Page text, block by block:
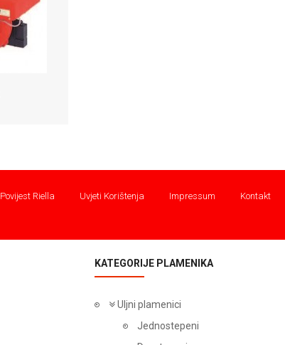
Povijest Riella Uvjeti Korištenja Impressum Kontakt
KATEGORIJE PLAMENIKA
Uljni plamenici
Jednostepeni